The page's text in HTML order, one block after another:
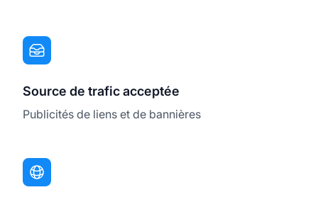
Source de trafic acceptée
Publicités de liens et de bannières